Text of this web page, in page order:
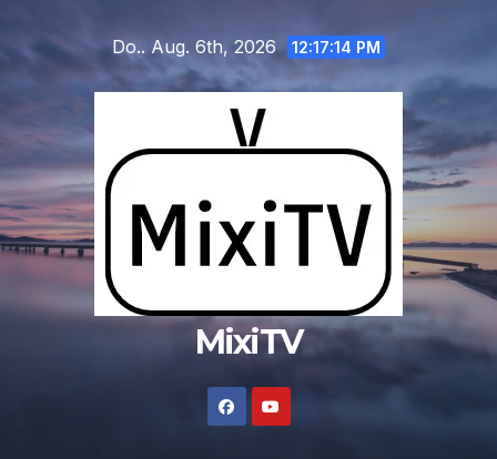
Inhalt
Do.. Aug. 6th, 2026 12:17:15 PM
MixiTV